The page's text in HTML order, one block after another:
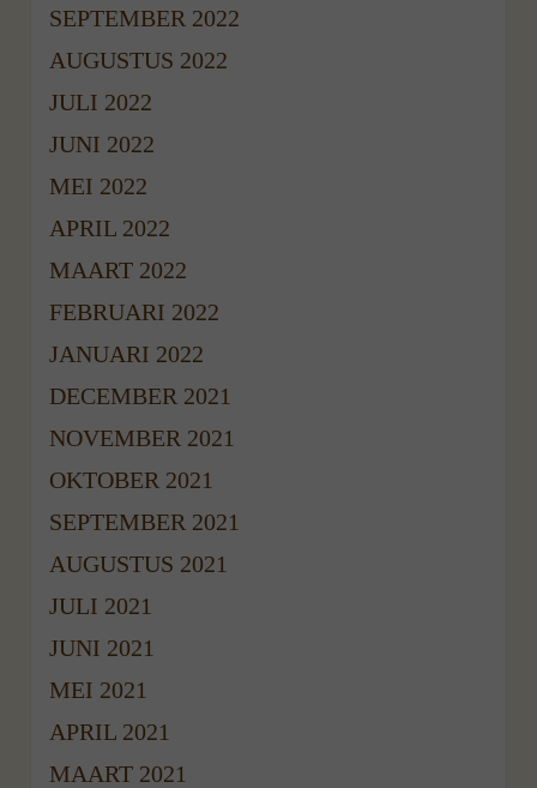
SEPTEMBER 2022
AUGUSTUS 2022
JULI 2022
JUNI 2022
MEI 2022
APRIL 2022
MAART 2022
FEBRUARI 2022
JANUARI 2022
DECEMBER 2021
NOVEMBER 2021
OKTOBER 2021
SEPTEMBER 2021
AUGUSTUS 2021
JULI 2021
JUNI 2021
MEI 2021
APRIL 2021
MAART 2021